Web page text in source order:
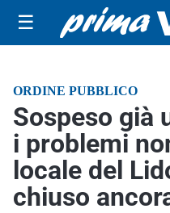
☰
ORDINE PUBBLICO
Sospeso già
i problemi
locale del
chiuso